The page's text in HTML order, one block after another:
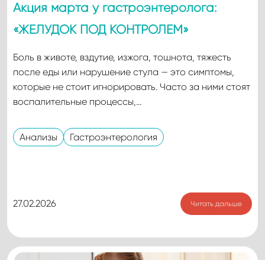
Акция марта у гастроэнтеролога:
«ЖЕЛУДОК ПОД КОНТРОЛЕМ»
Боль в животе, вздутие, изжога, тошнота, тяжесть
после еды или нарушение стула — это симптомы,
которые не стоит игнорировать. Часто за ними стоят
воспалительные процессы,…
Анализы Гастроэнтерология
27.02.2026 Читать дальше